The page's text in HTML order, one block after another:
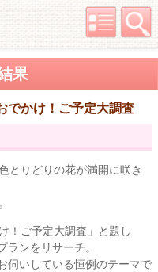
果
でかけ！ご予定大調査
とりどりの花が満開に咲き
！ご予定大調査」と題し
ンをリサーチ。
伺いしている恒例のテーマで